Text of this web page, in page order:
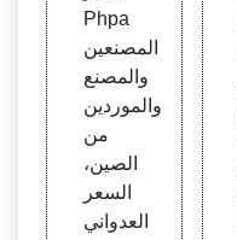
عين و
المور
دين
Phpa
المصنعين
والمصنع
والموردين
من
الصين،
السعر
العدواني